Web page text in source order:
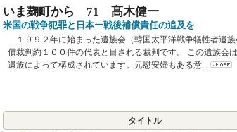
いま麹町から 71 髙木健一
米国の戦争犯罪と日本ー戦後補償責任の追及を
１９９２年に始まった遺族会（韓国太平洋戦争犠牲者遺
償裁判約１００件の代表と目される裁判です。 この遺族会
遺族によって構成されています。元慰安婦もある意...
タイトル